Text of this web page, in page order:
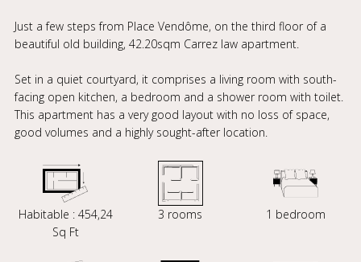
Just a few steps from Place Vendôme, on the third floor of a
beautiful old building, 42.20sqm Carrez law apartment.
Set in a quiet courtyard, it comprises a living room with south-
facing open kitchen, a bedroom and a shower room with toilet.
This apartment has a very good layout with no loss of space,
good volumes and a highly sought-after location.
Habitable : 454,24
Sq Ft
3 rooms 1 bedroom